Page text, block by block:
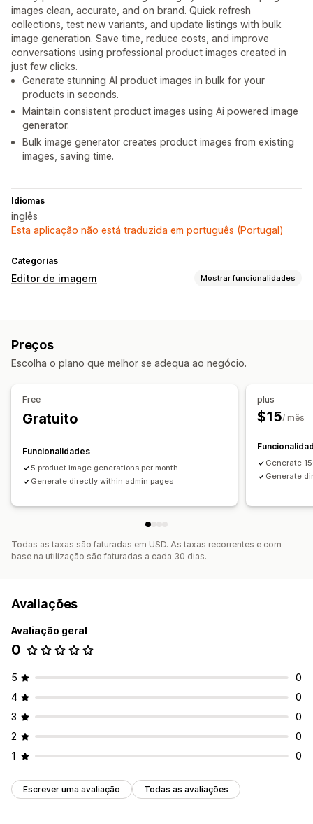
images clean, accurate, and on brand. Quick refresh
collections, test new variants, and update listings with bulk
image generation. Save time, reduce costs, and improve
conversations using professional product images created in
just few clicks.
Generate stunning AI product images in bulk for your
products in seconds.
Maintain consistent product images using Ai powered image
generator.
Bulk image generator creates product images from existing
images, saving time.
Idiomas
inglês
Esta aplicação não está traduzida em português (Portugal)
Categorias
Editor de imagem Mostrar funcionalidades
Fundos personalizados
Preços
Escolha o plano que melhor se adequa ao negócio.
Free
Gratuito
Funcionalidades
5 product image generations per month
Generate directly within admin pages
plus
$15/ mês
Generate
Generate
Todas as taxas são faturadas em USD. As taxas recorrentes e com
base na utilização são faturadas a cada 30 dias.
Avaliações
Avaliação geral
0
5
0
4
0
3
0
2
0
1
0
Escrever uma avaliação Todas as avaliações